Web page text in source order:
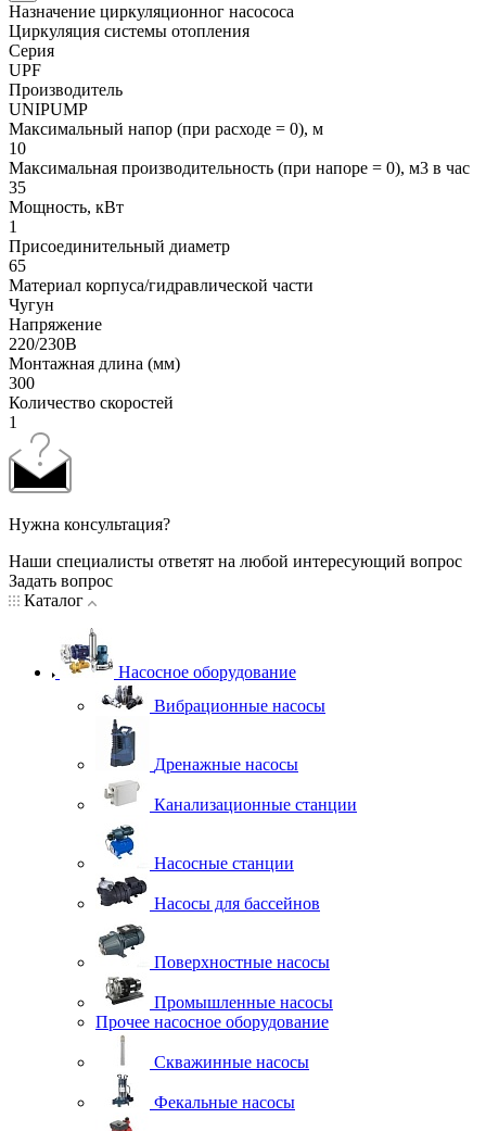
Назначение циркуляционног насососа
Циркуляция системы отопления
Серия
UPF
Производитель
UNIPUMP
Максимальный напор (при расходе = 0), м
10
Максимальная производительность (при напоре = 0), м3 в час
35
Мощность, кВт
1
Присоединительный диаметр
65
Материал корпуса/гидравлической части
Чугун
Напряжение
220/230В
Монтажная длина (мм)
300
Количество скоростей
1
Нужна консультация?
Наши специалисты ответят на любой интересующий вопрос
Задать вопрос
Каталог
Насосное оборудование
Вибрационные насосы
Дренажные насосы
Канализационные станции
Насосные станции
Насосы для бассейнов
Поверхностные насосы
Промышленные насосы
Прочее насосное оборудование
Скважинные насосы
Фекальные насосы